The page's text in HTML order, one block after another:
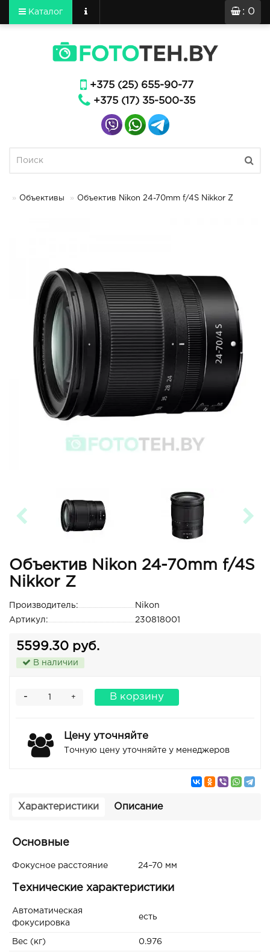
: 0
Каталог
+375 (25) 655-90-77
+375 (17) 35-500-35
Объективы Объектив Nikon 24-70mm f/4S Nikkor Z
Объектив Nikon 24-70mm f/4S
Nikkor Z
Производитель:
Nikon
Артикул:
230818001
5599.30 руб.
В наличии
+
- В корзину
Цену уточняйте
Точную цену уточняйте у менеджеров
Характеристики Описание
Основные
Фокусное расстояние 24–70 мм
Технические характеристики
Автоматическая
фокусировка
есть
Вес (кг) 0.976